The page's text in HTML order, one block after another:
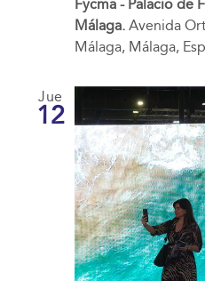
Fycma - Palacio de
Málaga. Avenida
Málaga, Málaga,
Jue
12